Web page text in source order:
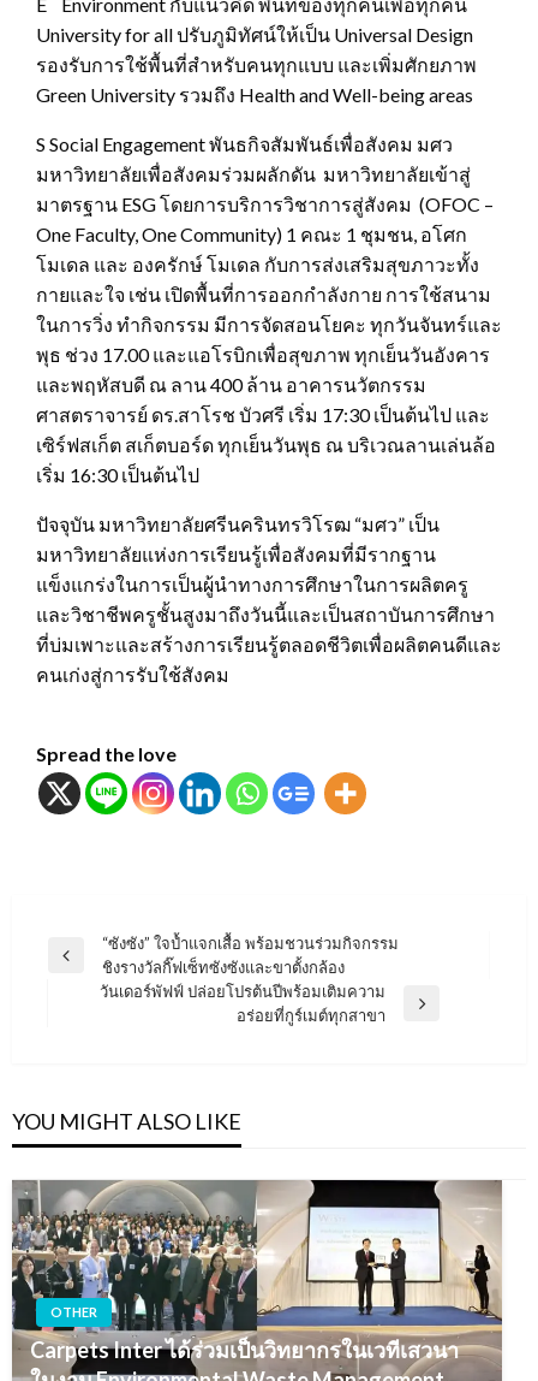
University for all ปรับภูมิทัศน์ให้เป็น Universal Design
รองรับการใช้พื้นที่สำหรับคนทุกแบบ และเพิ่มศักยภาพ
Green University รวมถึง Health and Well-being areas
S Social Engagement พันธกิจสัมพันธ์เพื่อสังคม มศว
มหาวิทยาลัยเพื่อสังคมร่วมผลักดัน มหาวิทยาลัยเข้าสู่
มาตรฐาน ESG โดยการบริการวิชาการสู่สังคม (OFOC –
One Faculty, One Community) 1 คณะ 1 ชุมชน, อโศก
โมเดล และ องครักษ์ โมเดล กับการส่งเสริมสุขภาวะทั้ง
กายและใจ เช่น เปิดพื้นที่การออกกำลังกาย การใช้สนาม
ในการวิ่ง ทำกิจกรรม มีการจัดสอนโยคะ ทุกวันจันทร์และ
พุธ ช่วง 17.00 และแอโรบิกเพื่อสุขภาพ ทุกเย็นวันอังคาร
และพฤหัสบดี ณ ลาน 400 ล้าน อาคารนวัตกรรม
ศาสตราจารย์ ดร.สาโรช บัวศรี เริ่ม 17:30 เป็นต้นไป และ
เซิร์ฟสเก็ต สเก็ตบอร์ด ทุกเย็นวันพุธ ณ บริเวณลานเล่นล้อ
เริ่ม 16:30 เป็นต้นไป
ปัจจุบัน มหาวิทยาลัยศรีนครินทรวิโรฒ “มศว” เป็น
มหาวิทยาลัยแห่งการเรียนรู้เพื่อสังคมที่มีรากฐาน
แข็งแกร่งในการเป็นผู้นำทางการศึกษาในการผลิตครู
และวิชาชีพครูชั้นสูงมาถึงวันนี้และเป็นสถาบันการศึกษา
ที่บ่มเพาะและสร้างการเรียนรู้ตลอดชีวิตเพื่อผลิตคนดีและ
คนเก่งสู่การรับใช้สังคม
Spread the love
แนะแนว
Previous
“ซังซัง” ใจป้ำแจกเสื้อ พร้อมชวนร่วมกิจกรรม
ชิงรางวัลกิ๊ฟเซ็ทซังซังและขาตั้งกล้อง
วันเดอร์พัฟฟ์ ปล่อยโปรต้นปีพร้อมเติมความ
อร่อยที่กูร์เมต์ทุกสาขา
YOU MIGHT ALSO LIKE
OTHER
Carpets Inter ได้ร่วมเป็นวิทยากรในเวทีเสวนา